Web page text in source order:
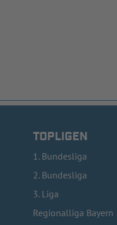
TOPLIGEN
1. Bundesliga
2. Bundesliga
3. Liga
Regionalliga Bayern